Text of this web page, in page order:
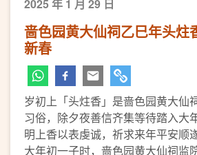
2025 年 1 月 29 日
啬色园黄大仙祠乙巳年头炷
新春
岁初上「头炷香」是啬色园黄大仙
习俗，除夕夜善信齐集等待踏入大
明上香以表虔诚，祈求来年平安顺
大年初一子时，啬色园黄大仙祠监